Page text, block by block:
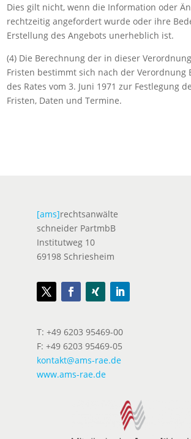
Dies gilt nicht, wenn die Information oder
rechtzeitig angefordert wurde oder ihre
Erstellung des Angebots unerheblich ist.
(4) Die Berechnung der in dieser
Fristen bestimmt sich nach der Verordnung
des Rates vom 3. Juni 1971 zur Festlegung
Fristen, Daten und Termine.
[ams]rechtsanwälte
schneider PartmbB
Institutweg 10
69198 Schriesheim
T: +49 6203 95469-00
F: +49 6203 95469-05
kontakt@ams-rae.de
www.ams-rae.de